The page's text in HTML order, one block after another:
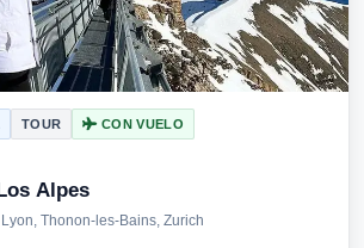
TOUR CON VUELO
Alpes
Thonon-les-Bains, Zurich